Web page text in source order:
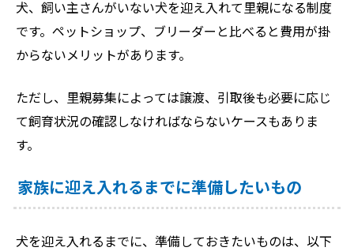
犬、飼い主さんがいない犬を迎え入れて里親になる制度
です。ペットショップ、ブリーダーと比べると費用が掛
からないメリットがあります。
ただし、里親募集によっては譲渡、引取後も必要に応じ
て飼育状況の確認しなければならないケースもありま
す。
家族に迎え入れるまでに準備したいもの
犬を迎え入れるまでに、準備しておきたいものは、以下